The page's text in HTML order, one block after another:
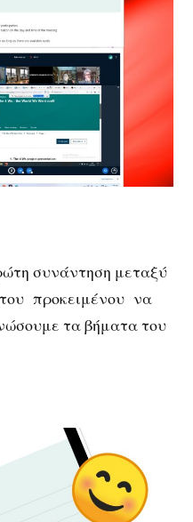
συνάντηση μεταξύ
προκειμένου να
τα βήματα του